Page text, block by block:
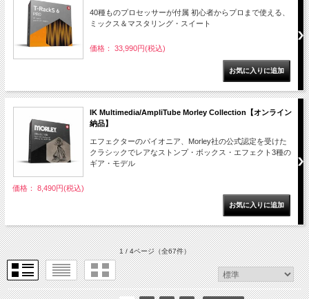
40種ものプロセッサーが付属 初心者からプロまで使える、
ミックス＆マスタリング・スイート
価格： 33,990円(税込)
IK Multimedia/AmpliTube Morley Collection【オンライン
納品】
エフェクターのパイオニア、Morley社の公式認定を受けた
クラシックでレアなストンプ・ボックス・エフェクト3種の
ギア・モデル
価格： 8,490円(税込)
1 / 4ページ（全67件）